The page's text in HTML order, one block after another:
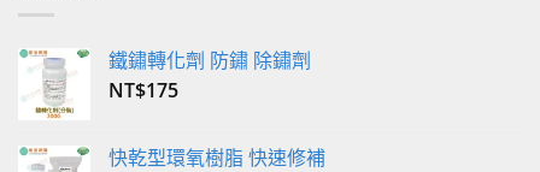
款
式。
產
鐵鏽轉化劑 防鏽 除鏽劑
NT$175
快乾型環氧樹脂 快速修補